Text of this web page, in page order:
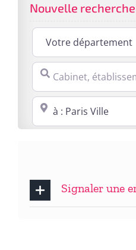
Nouvelle recherche
Cabinet, établissement
Proche de : ville, cp, lieu
Signaler une